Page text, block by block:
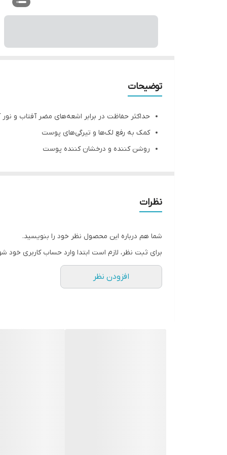
توضیحات
حداکثر حفاظت در برابر اشعه‌های مضر آفتاب و نور
کمک به رفع لک‌ها و تیرگی‌های پوست
روشن کننده و درخشان کننده پوست
با قدرت جذب بالانظرات
شما هم درباره این محصول نظر خود را بنویسید.
برای ثبت نظر، لازم است ابتدا وارد حساب کاربری خود
افزودن نظر